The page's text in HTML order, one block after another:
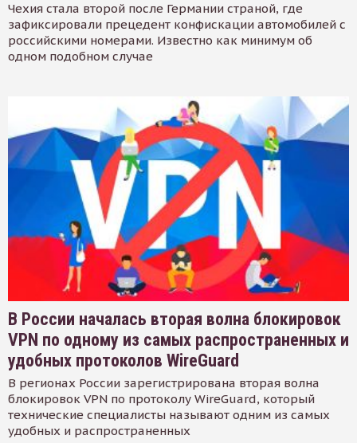
Чехия стала второй после Германии страной, где
зафиксировали прецедент конфискации автомобилей с
российскими номерами. Известно как минимум об
одном подобном случае
В России началась вторая волна блокировок
VPN по одному из самых распространенных и
удобных протоколов WireGuard
В регионах России зарегистрирована вторая волна
блокировок VPN по протоколу WireGuard, который
технические специалисты называют одним из самых
удобных и распространенных